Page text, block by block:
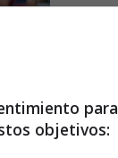
para
objetivos: